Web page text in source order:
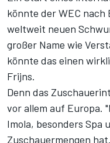
könnte der WEC
weltweit neuen
großer Name wie
könnte das einen
Frijns.
Denn das
vor allem auf Europa.
Imola, besonders Spa
Zuschauermengen